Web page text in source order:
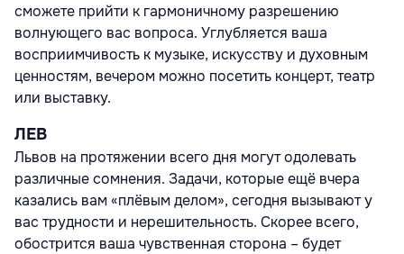
сможете прийти к гармоничному разрешению
волнующего вас вопроса. Углубляется ваша
восприимчивость к музыке, искусству и духовным
ценностям, вечером можно посетить концерт, театр
или выставку.
ЛЕВ
Львов на протяжении всего дня могут одолевать
различные сомнения. Задачи, которые ещё вчера
казались вам «плёвым делом», сегодня вызывают у
вас трудности и нерешительность. Скорее всего,
обострится ваша чувственная сторона – будет